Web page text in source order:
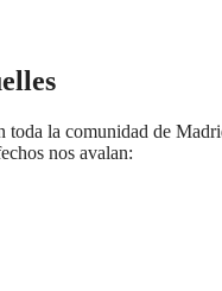
la comunidad de
nos avalan: